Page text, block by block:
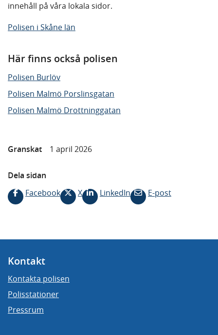
innehåll på våra lokala sidor.
Polisen i Skåne län
Här finns också polisen
Polisen Burlöv
Polisen Malmö Porslinsgatan
Polisen Malmö Drottninggatan
Granskat 1 april 2026
Dela sidan
Facebook
X LinkedIn E-post
Kontakt
Kontakta polisen
Polisstationer
Pressrum